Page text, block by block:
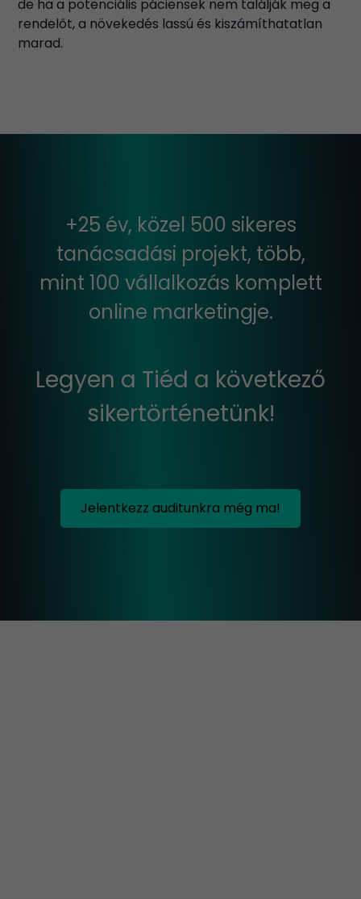
de ha a potenciális páciensek nem találják meg a
rendelőt, a növekedés lassú és kiszámíthatatlan
marad.
+25 év, közel 500 sikeres
tanácsadási projekt, több,
mint 100 vállalkozás komplett
online marketingje.
Legyen a Tiéd a következő
sikertörténetünk!
Jelentkezz auditunkra még ma!